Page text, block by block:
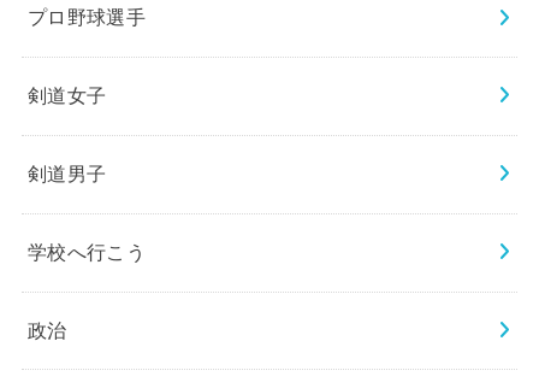
プロ野球選手
剣道女子
剣道男子
学校へ行こう
政治